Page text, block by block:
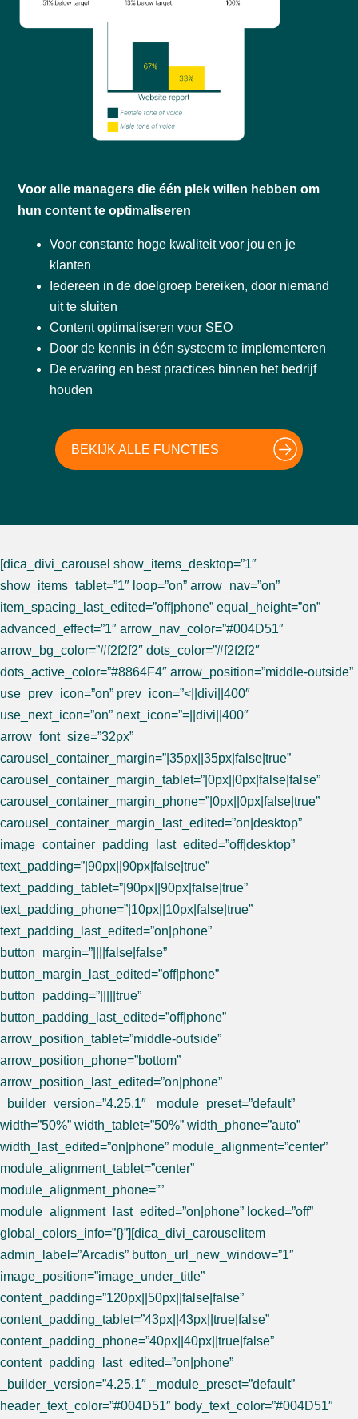
Voor alle managers die één plek willen hebben om
hun content te optimaliseren
Voor constante hoge kwaliteit voor jou en je
klanten
Iedereen in de doelgroep bereiken, door niemand
uit te sluiten
Content optimaliseren voor SEO
Door de kennis in één systeem te implementeren
De ervaring en best practices binnen het bedrijf
houden
BEKIJK ALLE FUNCTIES
[dica_divi_carousel show_items_desktop=”1″
show_items_tablet=”1″ loop=”on” arrow_nav=”on”
item_spacing_last_edited=”off|phone” equal_height=”on”
advanced_effect=”1″ arrow_nav_color=”#004D51″
arrow_bg_color=”#f2f2f2″ dots_color=”#f2f2f2″
dots_active_color=”#8864F4″ arrow_position=”middle-outside”
use_prev_icon=”on” prev_icon=”<||divi||400″
use_next_icon=”on” next_icon=”=||divi||400″
arrow_font_size=”32px”
carousel_container_margin=”|35px||35px|false|true”
carousel_container_margin_tablet=”|0px||0px|false|false”
carousel_container_margin_phone=”|0px||0px|false|true”
carousel_container_margin_last_edited=”on|desktop”
image_container_padding_last_edited=”off|desktop”
text_padding=”|90px||90px|false|true”
text_padding_tablet=”|90px||90px|false|true”
text_padding_phone=”|10px||10px|false|true”
text_padding_last_edited=”on|phone”
button_margin=”||||false|false”
button_margin_last_edited=”off|phone”
button_padding=”|||||true”
button_padding_last_edited=”off|phone”
arrow_position_tablet=”middle-outside”
arrow_position_phone=”bottom”
arrow_position_last_edited=”on|phone”
_builder_version=”4.25.1″ _module_preset=”default”
width=”50%” width_tablet=”50%” width_phone=”auto”
width_last_edited=”on|phone” module_alignment=”center”
module_alignment_tablet=”center”
module_alignment_phone=””
module_alignment_last_edited=”on|phone” locked=”off”
global_colors_info=”{}”][dica_divi_carouselitem
admin_label=”Arcadis” button_url_new_window=”1″
image_position=”image_under_title”
content_padding=”120px||50px||false|false”
content_padding_tablet=”43px||43px||true|false”
content_padding_phone=”40px||40px||true|false”
content_padding_last_edited=”on|phone”
_builder_version=”4.25.1″ _module_preset=”default”
header_text_color=”#004D51″ body_text_color=”#004D51″